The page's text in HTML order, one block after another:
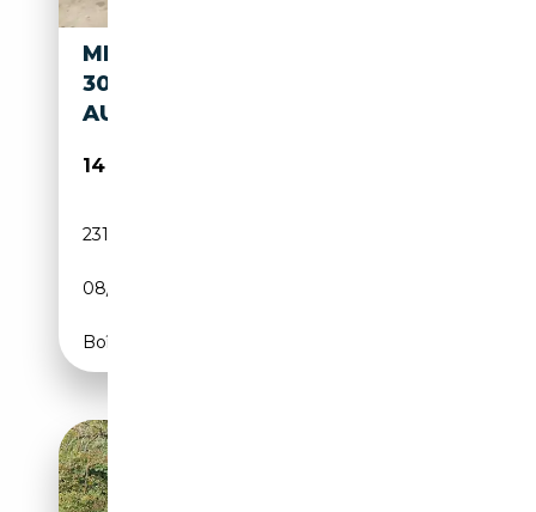
MERCEDES-BENZ S 300 SE
300 W126 S 300 KLIMA
AUTOMATIK TÜV NEU 188PS
14 998€
231 510 km
08/1986
Boîte automatique